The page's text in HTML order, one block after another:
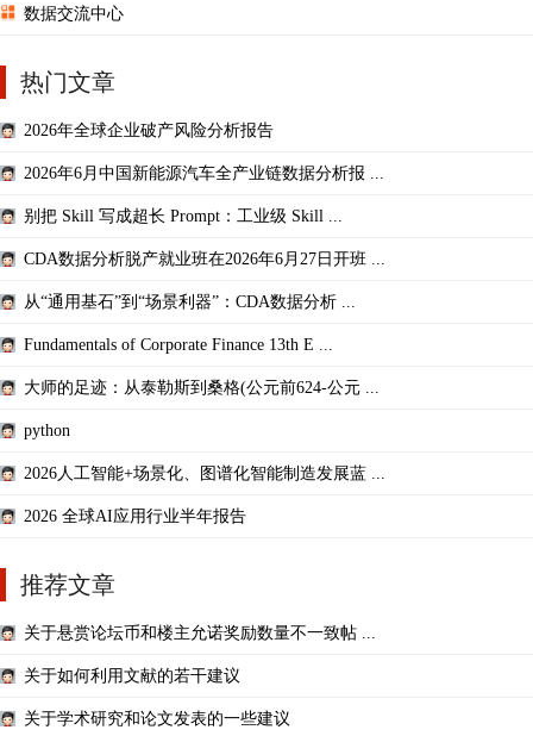
数据交流中心
热门文章
2026年全球企业破产风险分析报告
2026年6月中国新能源汽车全产业链数据分析报 ...
别把 Skill 写成超长 Prompt：工业级 Skill ...
CDA数据分析脱产就业班在2026年6月27日开班 ...
从“通用基石”到“场景利器”：CDA数据分析 ...
Fundamentals of Corporate Finance 13th E ...
大师的足迹：从泰勒斯到桑格(公元前624-公元 ...
python
2026人工智能+场景化、图谱化智能制造发展蓝 ...
2026 全球AI应用行业半年报告
推荐文章
关于悬赏论坛币和楼主允诺奖励数量不一致帖 ...
关于如何利用文献的若干建议
关于学术研究和论文发表的一些建议